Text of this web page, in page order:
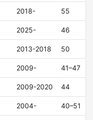
2018- 55
2025- 46
2013-2018 50
2009- 41–47
2009-2020 44
2004- 40–51